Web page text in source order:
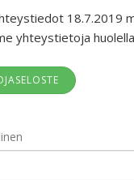
18.7.2019
yhteystietoja